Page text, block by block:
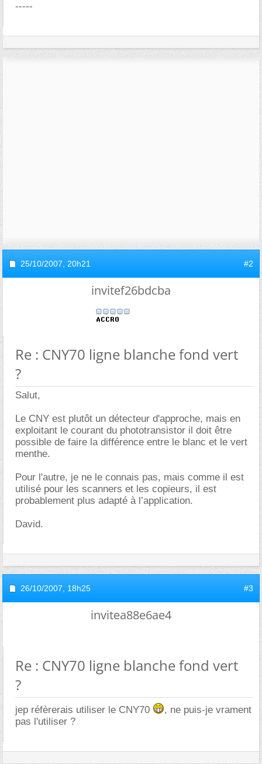
-----
25/10/2007, 20h21 #2
invitef26bdcba
Re : CNY70 ligne blanche fond vert
?
Salut,
Le CNY est plutôt un détecteur d'approche, mais en
exploitant le courant du phototransistor il doit être
possible de faire la différence entre le blanc et le vert
menthe.
Pour l'autre, je ne le connais pas, mais comme il est
utilisé pour les scanners et les copieurs, il est
probablement plus adapté à l’application.
David.
26/10/2007, 18h25 #3
invitea88e6ae4
Re : CNY70 ligne blanche fond vert
?
jep réfèrerais utiliser le CNY70
, ne puis-je vrament
pas l'utiliser ?